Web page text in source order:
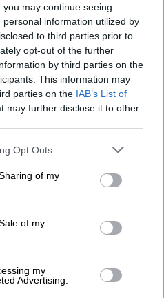
may continue seeing
information utilized by
to third parties prior to
opt-out of the further
by third parties on the
This information may
parties on the IAB’s List of
may further disclose it to other
Opt Outs
of my
of my
my
Advertising.
en el
la lucha contra la